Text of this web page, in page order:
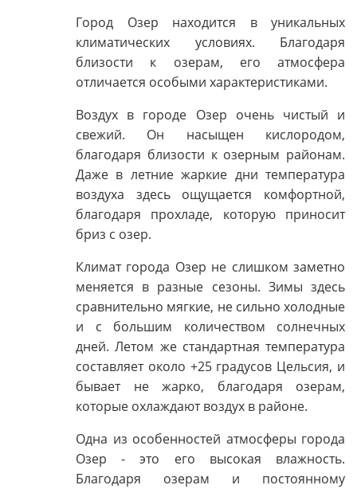
Город Озер находится в уникальных
климатических условиях. Благодаря
близости к озерам, его атмосфера
отличается особыми характеристиками.
Воздух в городе Озер очень чистый и
свежий. Он насыщен кислородом,
благодаря близости к озерным районам.
Даже в летние жаркие дни температура
воздуха здесь ощущается комфортной,
благодаря прохладе, которую приносит
бриз с озер.
Климат города Озер не слишком заметно
меняется в разные сезоны. Зимы здесь
сравнительно мягкие, не сильно холодные
и с большим количеством солнечных
дней. Летом же стандартная температура
составляет около +25 градусов Цельсия, и
бывает не жарко, благодаря озерам,
которые охлаждают воздух в районе.
Одна из особенностей атмосферы города
Озер - это его высокая влажность.
Благодаря озерам и постоянному